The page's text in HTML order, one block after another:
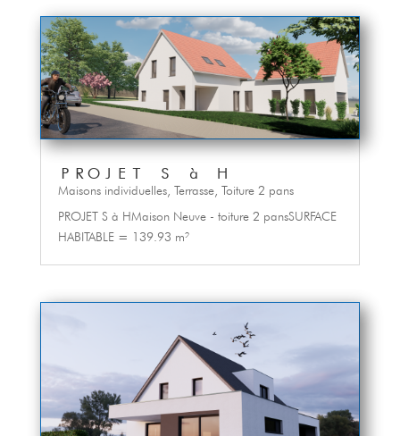
PROJET S à H
Maisons individuelles, Terrasse, Toiture 2 pans
PROJET S à HMaison Neuve - toiture 2 pansSURFACE
HABITABLE = 139.93 m²